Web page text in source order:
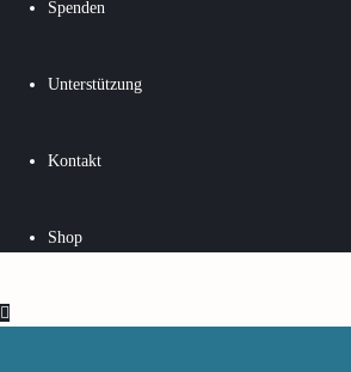
Spenden
Unterstützung
Kontakt
Shop